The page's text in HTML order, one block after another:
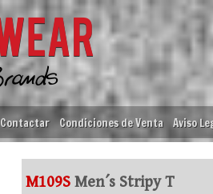
Contactar Condiciones de Venta Aviso
M109S Men´s Stripy T